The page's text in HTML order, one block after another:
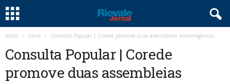
Início Geral Consulta Popular | Corede promove duas assembleias microrregionais
Consulta Popular | Corede
promove duas assembleias